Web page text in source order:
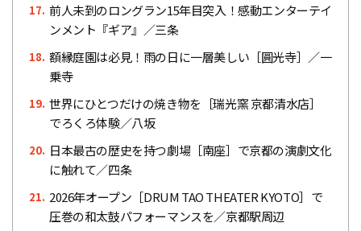
17. 前人未到のロングラン15年目突入！感動エンターテイ
ンメント『ギア』／三条
18. 額縁庭園は必見！雨の日に一層美しい［圓光寺］／一
乗寺
19. 世界にひとつだけの焼き物を［瑞光窯 京都清水店］
でろくろ体験／八坂
20. 日本最古の歴史を持つ劇場［南座］で京都の演劇文化
に触れて／四条
21. 2026年オープン［DRUM TAO THEATER KYOTO］で
圧巻の和太鼓パフォーマンスを／京都駅周辺